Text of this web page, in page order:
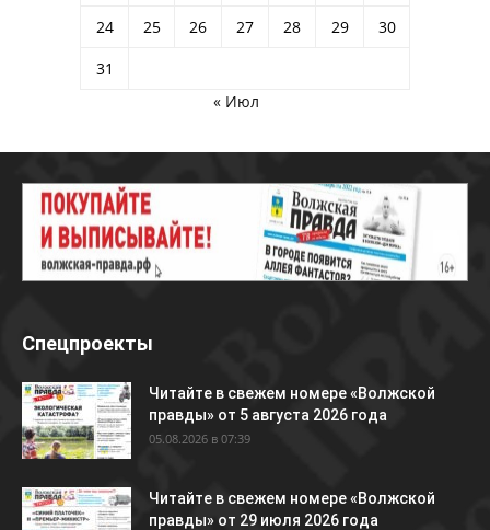
24
25 26 27 28 29
30
31
« Июл
Спецпроекты
Читайте в свежем номере «Волжской
правды» от 5 августа 2026 года
05.08.2026 в 07:39
Читайте в свежем номере «Волжской
правды» от 29 июля 2026 года